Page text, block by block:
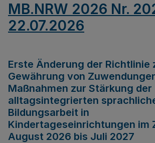
MB.NRW 2026 Nr.
22.07.2026
Erste Änderung der Richtlinie
Gewährung von
Maßnahmen zur Stärkung der
alltagsintegrierten
Bildungsarbeit in
Kindertageseinrichtungen im
August 2026 bis Juli 2027